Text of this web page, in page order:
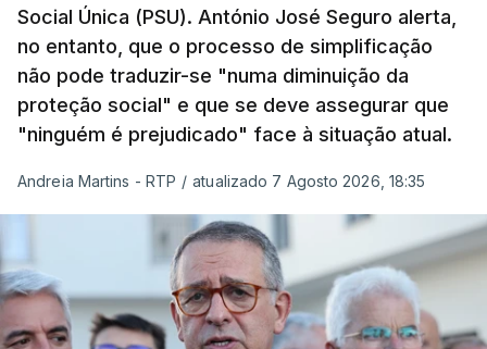
Social Única (PSU). António José Seguro alerta,
no entanto, que o processo de simplificação
não pode traduzir-se "numa diminuição da
proteção social" e que se deve assegurar que
"ninguém é prejudicado" face à situação atual.
Andreia Martins - RTP / atualizado 7 Agosto 2026, 18:35